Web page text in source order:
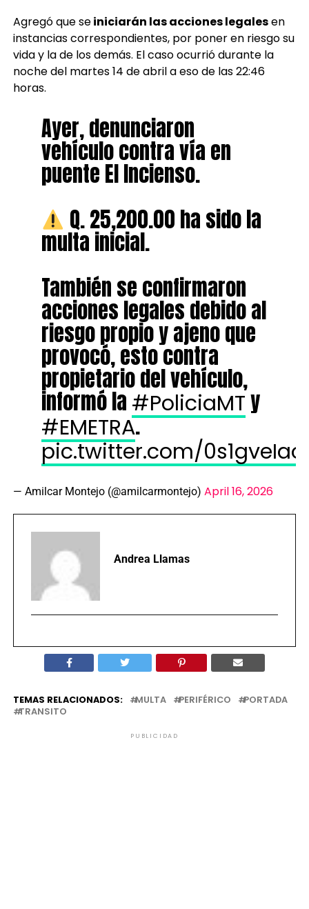
Agregó que seiniciarán las acciones legalesen
instancias correspondientes, por poner en riesgo su
vida y la de los demás. El caso ocurrió durante la
noche del martes 14 de abril a eso de las 22:46
horas.
Ayer, denunciaron
vehículo contra vía en
puente El Incienso.
Q. 25,200.00 ha sido la
multa inicial.
También se confirmaron
acciones legales debido al
riesgo propio y ajeno que
provocó, esto contra
propietario del vehículo,
informó la #PoliciaMTy
#EMETRA.
pic.twitter.com/
— Amilcar Montejo (@amilcarmontejo) April 16, 2026
Andrea Llamas
TEMAS RELACIONADOS: MULTA PERIFÉRICO
PORTADA
TRANSITO
PUBLICIDAD